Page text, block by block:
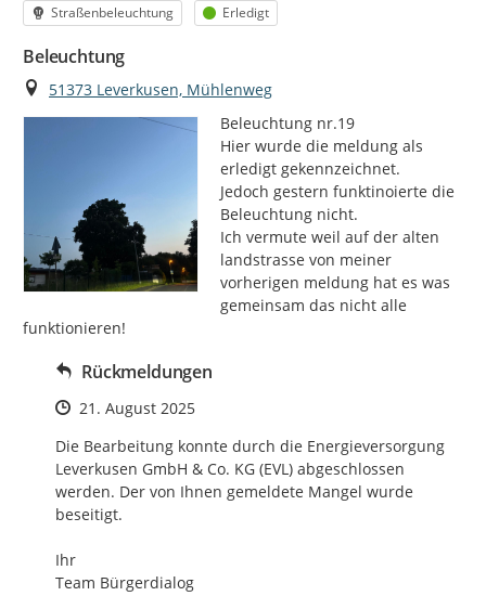
Kategorie
Straßenbeleuchtung Status
Erledigt
Beleuchtung
Ort
51373 Leverkusen, Mühlenweg
Beleuchtung nr.19
Hier wurde die meldung als
erledigt gekennzeichnet.
Jedoch gestern funktinoierte die
Beleuchtung nicht.
Ich vermute weil auf der alten
landstrasse von meiner
vorherigen meldung hat es was
gemeinsam das nicht alle
funktionieren!
Rückmeldungen
Zeitpunkt des Erstellens
21. August 2025
Die Bearbeitung konnte durch die Energieversorgung
Leverkusen GmbH & Co. KG (EVL) abgeschlossen
werden. Der von Ihnen gemeldete Mangel wurde
beseitigt.
Ihr
Team Bürgerdialog